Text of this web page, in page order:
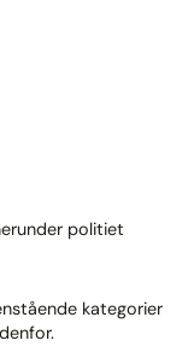
politiet
kategorier